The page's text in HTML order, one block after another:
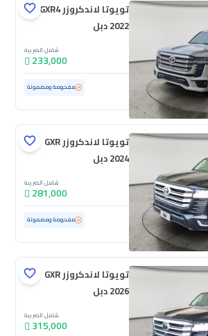
تويوتا لاندكروزر GXR4
2022 دبل
شامل الضريبة
233,000
مفحوصة ومضمونة
تويوتا لاندكروزر GXR
2024 دبل
شامل الضريبة
281,000
مفحوصة ومضمونة
تويوتا لاندكروزر GXR
2026 دبل
شامل الضريبة
315,000